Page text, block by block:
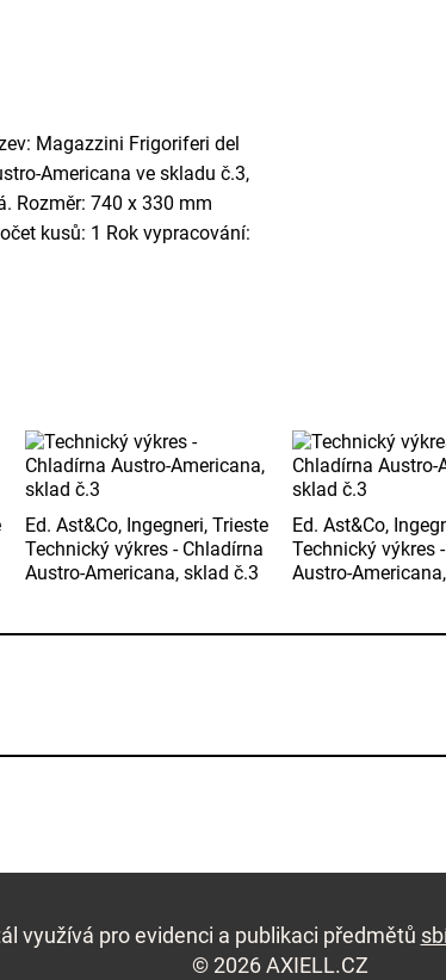
Magazzini Frigoriferi del
Americana ve skladu č.3,
Rozměr: 740 x 330 mm
kusů: 1 Rok vypracování:
Ed. Ast&Co, Ingegneri, Trieste
Technický výkres - Chladírna
Austro-Americana, sklad č.3
Ed. Ast&Co,
Technický výkres
Austro-
využívá pro evidenci a publikaci předmětů
© 2026 AXIELL.CZ